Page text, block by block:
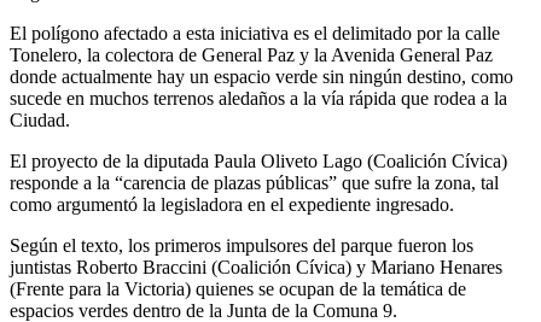
El polígono afectado a esta iniciativa es el delimitado por la calle
Tonelero, la colectora de General Paz y la Avenida General Paz
donde actualmente hay un espacio verde sin ningún destino, como
sucede en muchos terrenos aledaños a la vía rápida que rodea a la
Ciudad.
El proyecto de la diputada Paula Oliveto Lago (Coalición Cívica)
responde a la “carencia de plazas públicas” que sufre la zona, tal
como argumentó la legisladora en el expediente ingresado.
Según el texto, los primeros impulsores del parque fueron los
juntistas Roberto Braccini (Coalición Cívica) y Mariano Henares
(Frente para la Victoria) quienes se ocupan de la temática de
espacios verdes dentro de la Junta de la Comuna 9.